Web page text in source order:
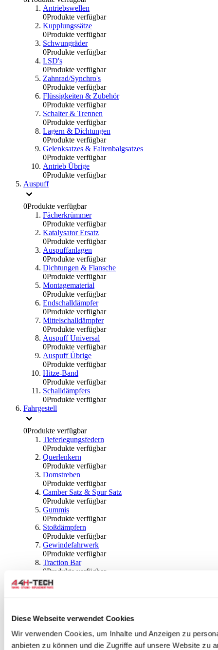
Diese Webseite verwendet Cookies
Wir verwenden Cookies, um Inhalte und Anzeigen zu
anbieten zu können und die Zugriffe auf unsere Website zu
Antriebswellen
0Produkte verfügbar
Kupplungssätze
0Produkte verfügbar
Schwungräder
0Produkte verfügbar
LSD's
0Produkte verfügbar
Zahnrad/Synchro's
0Produkte verfügbar
Flüssigkeiten & Zubehör
0Produkte verfügbar
Schalter & Trennen
0Produkte verfügbar
Lagern & Dichtungen
0Produkte verfügbar
Gelenksatzes & Faltenbalgsatzes
0Produkte verfügbar
Antrieb Übrige
0Produkte verfügbar
Auspuff
0Produkte verfügbar
Fächerkrümmer
0Produkte verfügbar
Katalysator Ersatz
0Produkte verfügbar
Auspuffanlagen
0Produkte verfügbar
Dichtungen & Flansche
0Produkte verfügbar
Montagematerial
0Produkte verfügbar
Endschalldämpfer
0Produkte verfügbar
Mittelschalldämpfer
0Produkte verfügbar
Auspuff Universal
0Produkte verfügbar
Auspuff Übrige
0Produkte verfügbar
Hitze-Band
0Produkte verfügbar
Schalldämpfers
0Produkte verfügbar
Fahrgestell
0Produkte verfügbar
Tieferlegungsfedern
0Produkte verfügbar
Querlenkern
0Produkte verfügbar
Domstreben
0Produkte verfügbar
Camber Satz & Spur Satz
0Produkte verfügbar
Gummis
0Produkte verfügbar
Stoßdämpfern
0Produkte verfügbar
Gewindefahrwerk
0Produkte verfügbar
Traction Bar
0Produkte verfügbar
Stabilisator & Zubehör
0Produkte verfügbar
Kugeln & Abdeckungen
Radlagern & Naben
0Produkte verfügbar
Räder und Zubehör